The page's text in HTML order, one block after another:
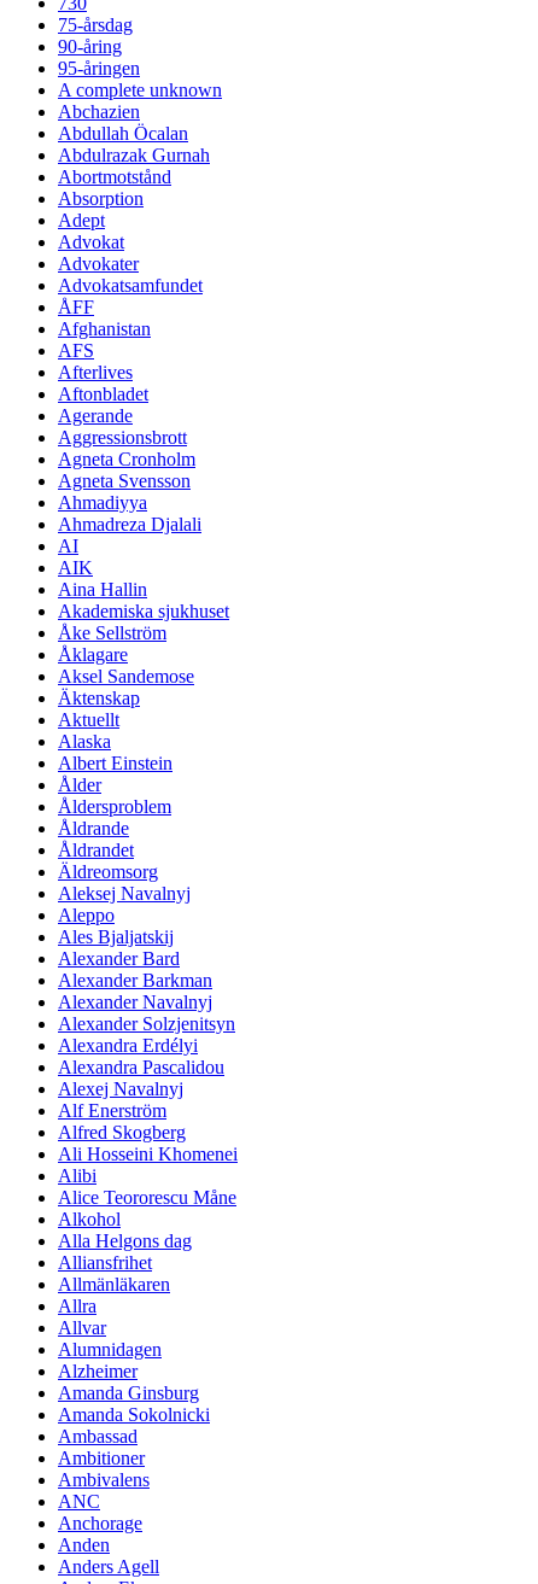
75-årsdag
90-åring
95-åringen
A complete unknown
Abchazien
Abdullah Öcalan
Abdulrazak Gurnah
Abortmotstånd
Absorption
Adept
Advokat
Advokater
Advokatsamfundet
ÅFF
Afghanistan
AFS
Afterlives
Aftonbladet
Agerande
Aggressionsbrott
Agneta Cronholm
Agneta Svensson
Ahmadiyya
Ahmadreza Djalali
AI
AIK
Aina Hallin
Akademiska sjukhuset
Åke Sellström
Åklagare
Aksel Sandemose
Äktenskap
Aktuellt
Alaska
Albert Einstein
Ålder
Åldersproblem
Åldrande
Åldrandet
Äldreomsorg
Aleksej Navalnyj
Aleppo
Ales Bjaljatskij
Alexander Bard
Alexander Barkman
Alexander Navalnyj
Alexander Solzjenitsyn
Alexandra Erdélyi
Alexandra Pascalidou
Alexej Navalnyj
Alf Enerström
Alfred Skogberg
Ali Hosseini Khomenei
Alibi
Alice Teororescu Måne
Alkohol
Alla Helgons dag
Alliansfrihet
Allmänläkaren
Allra
Allvar
Alumnidagen
Alzheimer
Amanda Ginsburg
Amanda Sokolnicki
Ambassad
Ambitioner
Ambivalens
ANC
Anchorage
Anden
Anders Agell